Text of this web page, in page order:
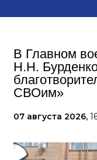
В Главном
Н.Н.
СВОим»
07 августа 2026,